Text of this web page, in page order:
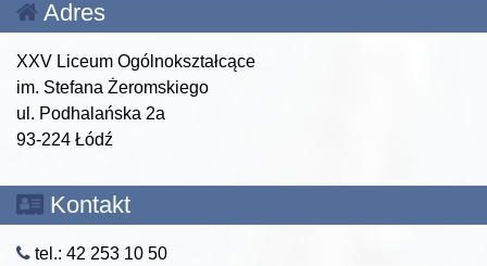
Adres
XXV Liceum Ogólnokształcące
im. Stefana Żeromskiego
ul. Podhalańska 2a
93-224 Łódź
Kontakt
tel.: 42 253 10 50